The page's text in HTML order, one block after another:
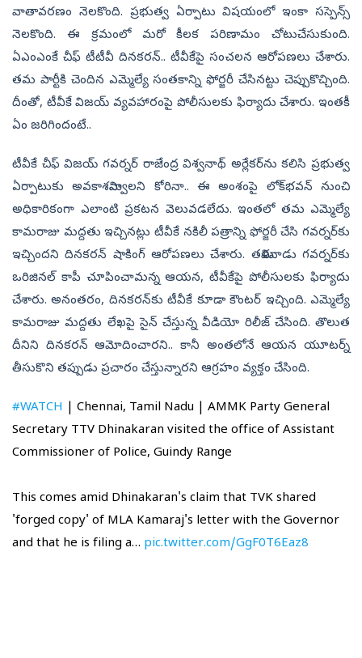
వాతావరణం నెలకొంది. ప్రభుత్వ ఏర్పాటు విషయంలో ఇంకా సస్పెన్స్‌
నెలకొంది. ఈ క్రమంలో మరో కీలక పరిణామం చోటుచేసుకుంది.
ఏఎంఎంకే చీఫ్‌ టీటీవీ దినకరన్‌.. టీవీకేపై సంచలన ఆరోపణలు చేశారు.
తమ పార్టీకి చెందిన ఎమ్మెల్యే సంతకాన్ని ఫోర్జరీ చేసినట్టు చెప్పుకొచ్చింది.
దీంతో, టీవీకే విజయ్‌ వ్యవహారంపై పోలీసులకు ఫిర్యాదు చేశారు. ఇంతకీ
ఏం జరిగిందంటే..
టీవీకే చీఫ్‌ విజయ్‌ గవర్నర్‌ రాజేంద్ర విశ్వనాథ్‌ అర్లేకర్‌ను కలిసి ప్రభుత్వ
ఏర్పాటుకు అవకాశమివ్వాలని కోరినా.. ఈ అంశంపై లోక్‌భవన్‌ నుంచి
అధికారికంగా ఎలాంటి ప్రకటన వెలువడలేదు. ఇంతలో తమ ఎమ్మెల్యే
కామరాజు మద్దతు ఇచ్చినట్లు టీవీకే నకిలీ పత్రాన్ని ఫోర్జరీ చేసి గవర్నర్‌కు
ఇచ్చిందని దినకరన్ షాకింగ్ ఆరోపణలు చేశారు. తమిళనాడు గవర్నర్‌కు
ఒరిజినల్ కాపీ చూపించామన్న ఆయన, టీవీకేపై పోలీసులకు ఫిర్యాదు
చేశారు. అనంతరం, దినకరన్‌కు టీవీకే కూడా కౌంటర్ ఇచ్చింది. ఎమ్మెల్యే
కామరాజు మద్దతు లేఖ‌పై సైన్ చేస్తున్న వీడియో రిలీజ్ చేసింది. తొలుత
దీనిని దినకరన్ ఆమోదించారని.. కానీ అంతలోనే ఆయన యూటర్న్
తీసుకొని తప్పుడు ప్రచారం చేస్తున్నారని ఆగ్రహం వ్యక్తం చేసింది.
#WATCH | Chennai, Tamil Nadu | AMMK Party General
Secretary TTV Dhinakaran visited the office of Assistant
Commissioner of Police, Guindy Range
This comes amid Dhinakaran's claim that TVK shared
'forged copy' of MLA Kamaraj's letter with the Governor
and that he is filing a… pic.twitter.com/GgF0T6Eaz8